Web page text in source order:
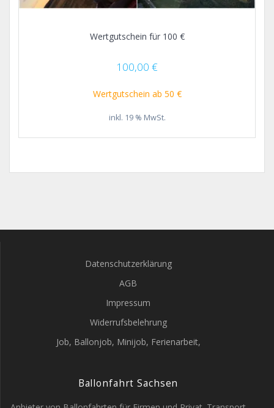
Wertgutschein für 100 €
100,00 €
Wertgutschein ab 50 €
inkl. 19 % MwSt.
Datenschutzerklärung
AGB
Impressum
Widerrufsbelehrung
Job, Ballonjob, Minijob, Ferienarbeit,
Ballonfahrt Sachsen